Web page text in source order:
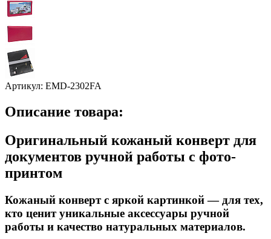
Артикул: EMD-2302FA
Описание товара:
Оригинальный кожаный конверт для
документов ручной работы с фото-
принтом
Кожаный конверт с яркой картинкой — для тех,
кто ценит уникальные аксессуары ручной
работы и качество натуральных материалов.